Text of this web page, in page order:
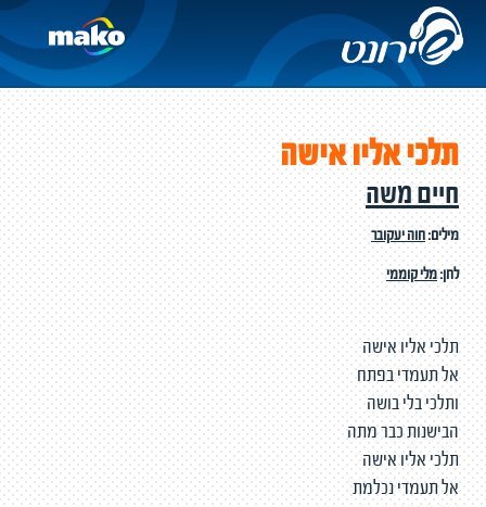
תלכי אליו אישה
חיים משה
מילים:חוה יעקובר
לחן:מלי קוממי
תלכי אליו אישה
אל תעמדי בפתח
ותלכי בלי בושה
הבישנות כבר מתה
תלכי אליו אישה
אל תעמדי נכלמת